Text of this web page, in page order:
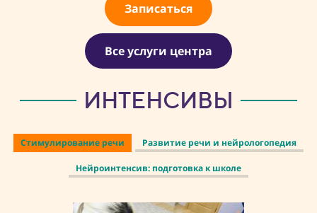
Записаться
Все услуги центра
ИНТЕНСИВЫ
Стимулирование речи Развитие речи и нейрологопедия
Нейроинтенсив: подготовка к школе